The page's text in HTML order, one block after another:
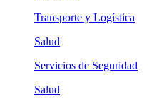
Transporte y Logística
Salud
Servicios de Seguridad
Salud